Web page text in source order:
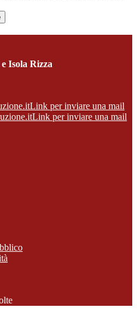
Isola Rizza
Link per inviare una mail
Link per inviare una mail